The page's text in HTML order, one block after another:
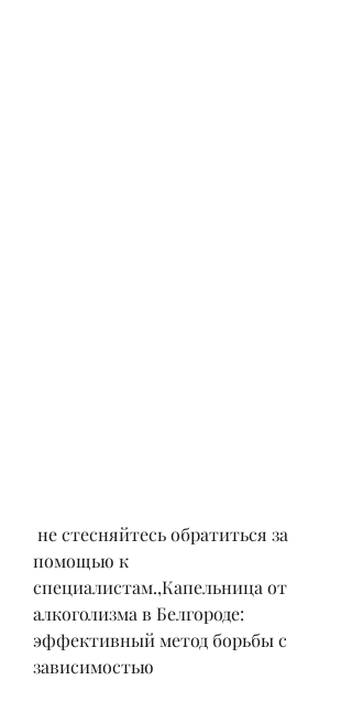
помощью к
специалистам.,Капельница от
алкоголизма в Белгороде:
эффективный метод борьбы с
зависимостью